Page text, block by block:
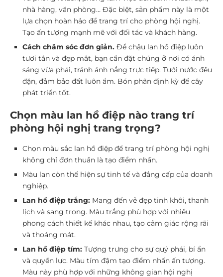
nhà hàng, văn phòng… Đặc biệt, sản phẩm này là một
lựa chọn hoàn hảo để trang trí cho phòng hội nghị.
Tạo ấn tượng mạnh mẽ với đối tác và khách hàng.
Cách chăm sóc đơn giản. Để chậu lan hồ điệp luôn
tươi tắn và đẹp mắt, bạn cần đặt chúng ở nơi có ánh
sáng vừa phải, tránh ánh nắng trực tiếp. Tưới nước đều
đặn, đảm bảo đất luôn ẩm. Bón phân định kỳ để cây
phát triển tốt.
Chọn màu lan hồ điệp nào trang trí
phòng hội nghị trang trọng?
Chọn màu sắc lan hồ điệp để trang trí phòng hội nghị
không chỉ đơn thuần là tạo điểm nhấn.
Màu lan còn thể hiện sự tinh tế và đẳng cấp của doanh
nghiệp.
Lan hồ điệp trắng: Mang đến vẻ đẹp tinh khôi, thanh
lịch và sang trọng. Màu trắng phù hợp với nhiều
phong cách thiết kế khác nhau, tạo cảm giác rộng rãi
và thoáng mát.
Lan hồ điệp tím: Tượng trưng cho sự quý phái, bí ẩn
và quyền lực. Màu tím đậm tạo điểm nhấn ấn tượng.
Màu này phù hợp với những không gian hội nghị